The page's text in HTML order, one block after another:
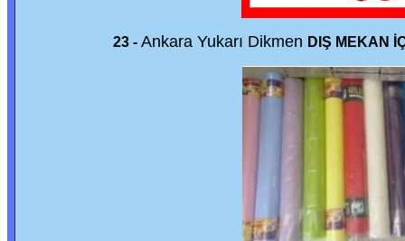
23 - Ankara Yukarı Dikmen DIŞ MEKAN